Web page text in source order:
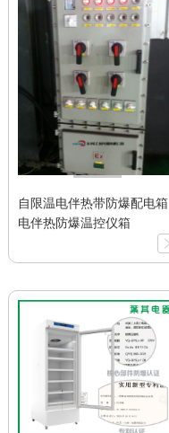
自限温电伴热带防爆配电箱
电伴热防爆温控仪箱